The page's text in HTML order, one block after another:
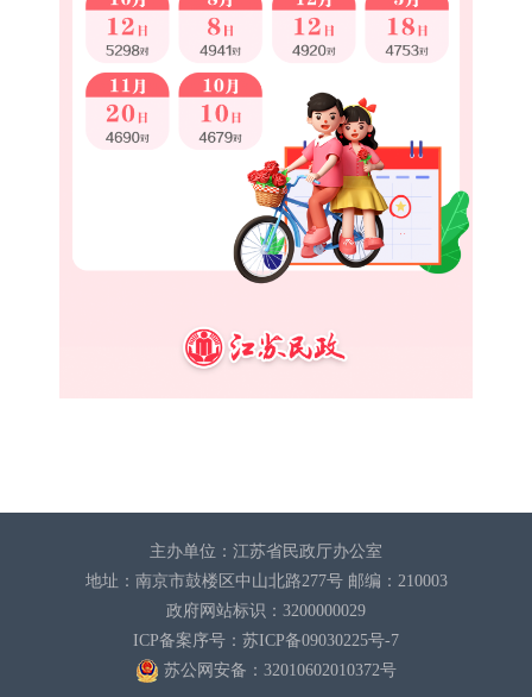
主办单位：江苏省民政厅办公室
地址：南京市鼓楼区中山北路277号 邮编：210003
政府网站标识：3200000029
ICP备案序号：苏ICP备09030225号-7
苏公网安备：32010602010372号